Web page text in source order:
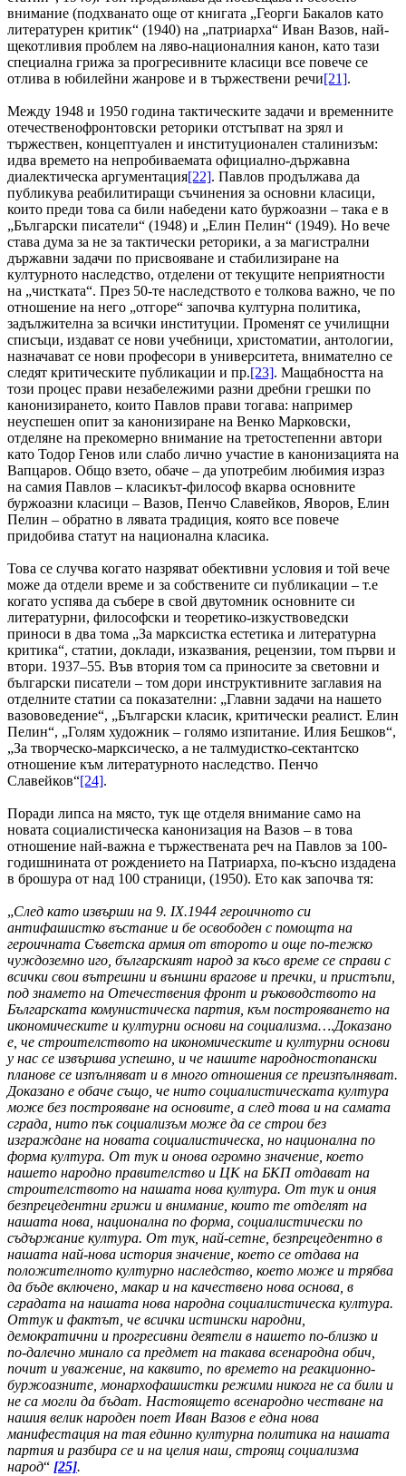
внимание (подхванато още от книгата „Георги Бакалов като
литературен критик“ (1940) на „патриарха“ Иван Вазов, най-
щекотливия проблем на ляво-националния канон, като тази
специална грижа за прогресивните класици все повече се
отлива в юбилейни жанрове и в тържествени речи[21].
Между 1948 и 1950 година тактическите задачи и временните
отечественофронтовски реторики отстъпват на зрял и
тържествен, концептуален и институционален сталинизъм:
идва времето на непробиваемата официално-държавна
диалектическа аргументация[22]. Павлов продължава да
публикува реабилитиращи съчинения за основни класици,
които преди това са били набедени като буржоазни – така е в
„Български писатели“ (1948) и „Елин Пелин“ (1949). Но вече
става дума за не за тактически реторики, а за магистрални
държавни задачи по присвояване и стабилизиране на
културното наследство, отделени от текущите неприятности
на „чистката“. През 50-те наследството е толкова важно, че по
отношение на него „отгоре“ започва културна политика,
задължителна за всички институции. Променят се училищни
списъци, издават се нови учебници, христоматии, антологии,
назначават се нови професори в университета, внимателно се
следят критическите публикации и пр.[23]. Мащабността на
този процес прави незабележими разни дребни грешки по
канонизирането, които Павлов прави тогава: например
неуспешен опит за канонизиране на Венко Марковски,
отделяне на прекомерно внимание на третостепенни автори
като Тодор Генов или слабо лично участие в канонизацията на
Вапцаров. Общо взето, обаче – да употребим любимия израз
на самия Павлов – класикът-философ вкарва основните
буржоазни класици – Вазов, Пенчо Славейков, Яворов, Елин
Пелин – обратно в лявата традиция, която все повече
придобива статут на национална класика.
Това се случва когато назряват обективни условия и той вече
може да отдели време и за собствените си публикации – т.е
когато успява да събере в свой двутомник основните си
литературни, философски и теоретико-изкуствоведски
приноси в два тома „За марксистка естетика и литературна
критика“, статии, доклади, изказвания, рецензии, том първи и
втори. 1937–55. Във втория том са приносите за световни и
български писатели – том дори инструктивните заглавия на
отделните статии са показателни: „Главни задачи на нашето
вазововедение“, „Български класик, критически реалист. Елин
Пелин“, „Голям художник – голямо изпитание. Илия Бешков“,
„За творческо-марксическо, а не талмудистко-сектантско
отношение към литературното наследство. Пенчо
Славейков“[24].
Поради липса на място, тук ще отделя внимание само на
новата социалистическа канонизация на Вазов – в това
отношение най-важна е тържествената реч на Павлов за 100-
годишнината от рождението на Патриарха, по-късно издадена
в брошура от над 100 страници, (1950). Ето как започва тя:
„След като извърши на 9. IX.1944 героичното си
антифашистко въстание и бе освободен с помощта на
героичната Съветска армия от второто и още по-тежко
чуждоземно иго, българският народ за късо време се справи с
всички свои вътрешни и външни врагове и пречки, и пристъпи,
под знамето на Отечествения фронт и ръководството на
Българската комунистическа партия, към построяването на
икономическите и културни основи на социализма….Доказано
е, че строителството на икономическите и културни основи
у нас се извършва успешно, и че нашите народностопански
планове се изпълняват и в много отношения се преизпълняват.
Доказано е обаче също, че нито социалистическата култура
може без построяване на основите, а след това и на самата
сграда, нито пък социализъм може да се строи без
изграждане на новата социалистическа, но национална по
форма култура. От тук и онова огромно значение, което
нашето народно правителство и ЦК на БКП отдават на
строителството на нашата нова култура. От тук и ония
безпрецедентни грижи и внимание, които те отделят на
нашата нова, национална по форма, социалистически по
съдържание култура. От тук, най-сетне, безпрецедентно в
нашата най-нова история значение, което се отдава на
положителното културно наследство, което може и трябва
да бъде включено, макар и на качествено нова основа, в
сградата на нашата нова народна социалистическа култура.
Оттук и фактът, че всички истински народни,
демократични и прогресивни деятели в нашето по-близко и
по-далечно минало са предмет на такава всенародна обич,
почит и уважение, на каквито, по времето на реакционно-
буржоазните, монархофашистки режими никога не са били и
не са могли да бъдат. Настоящето всенародно честване на
нашия велик народен поет Иван Вазов е една нова
манифестация на тая единно културна политика на нашата
партия и разбира се и на целия наш, строящ социализма
народ“ [25].